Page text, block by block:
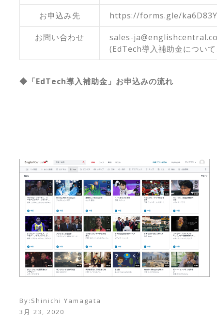
お申込み先 https://forms.gle/
お問い合わせ
sales-
(EdTech導入補助金につい
◆「EdTech導入補助金」お申込みの流れ
By: Shinichi Yamagata
3月 23, 2020